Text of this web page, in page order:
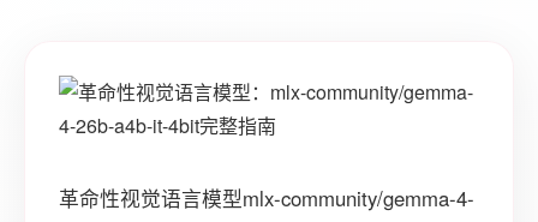
革命性视觉语言模型mlx-community/gemma-4-